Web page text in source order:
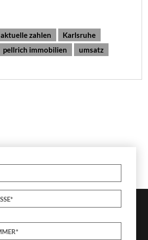
aktuelle zahlen
Karlsruhe
pellrich immobilien
umsatz